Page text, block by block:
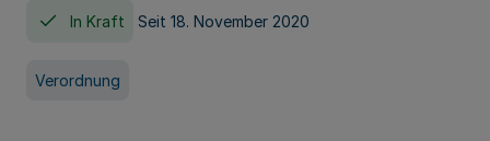
In Kraft Seit 18. November 2020
Verordnung